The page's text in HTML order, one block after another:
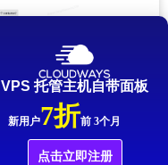
VPS 托管主机自带面板
新用户7折前 3个月
点击立即注册